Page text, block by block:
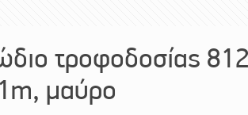
τροφοδοσίας
μαύρο